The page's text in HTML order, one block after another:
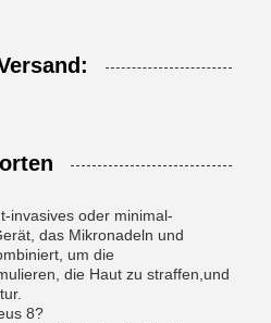
invasives oder minimal-
das Mikronadeln und
um die
die Haut zu straffen,und
8?